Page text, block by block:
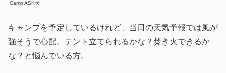
Camp ASK犬
キャンプを予定しているけれど、当日の天気予報では風が
強そうで心配。テント立てられるかな？焚き火できるか
な？と悩んでいる方。